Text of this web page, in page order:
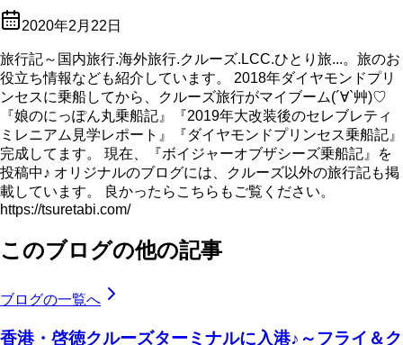
2020年2月22日
旅行記～国内旅行.海外旅行.クルーズ.LCC.ひとり旅...。旅のお
役立ち情報なども紹介しています。 2018年ダイヤモンドプリ
ンセスに乗船してから、クルーズ旅行がマイブーム(´∀`艸)♡
『娘のにっぽん丸乗船記』『2019年大改装後のセレブレティ
ミレニアム見学レポート』『ダイヤモンドプリンセス乗船記』
完成してます。 現在、『ボイジャーオブザシーズ乗船記』を
投稿中♪ オリジナルのブログには、クルーズ以外の旅行記も掲
載しています。 良かったらこちらもご覧ください。
https://tsuretabi.com/
このブログの他の記事
ブログの一覧へ
香港・啓徳クルーズターミナルに入港♪～フライ＆ク